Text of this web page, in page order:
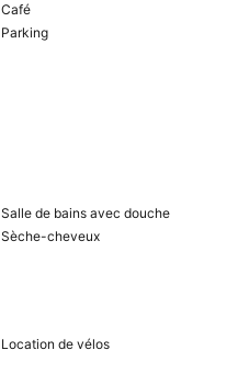
Café
Parking
Salle de bains avec douche
Sèche-cheveux
Location de vélos